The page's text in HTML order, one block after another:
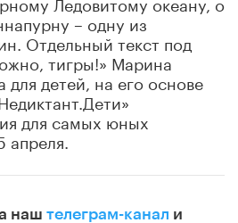
– одну из
Отдельный текст под
тигры!» Марина
детей, на его основе
для самых юных
апреля.
наш телеграм-канал и